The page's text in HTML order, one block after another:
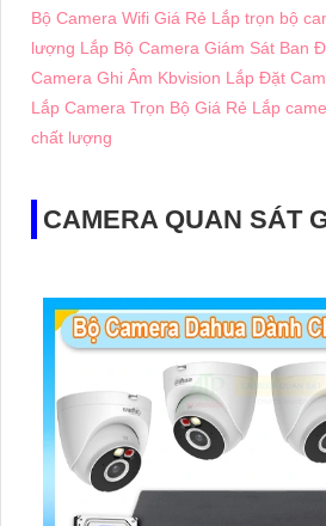
Bộ Camera Wifi Giá Rẻ Lắp trọn bộ
lượng Lắp Bộ Camera Giám Sát Ban
Camera Ghi Âm Kbvision Lắp Đặt
Lắp Camera Trọn Bộ Giá Rẻ Lắp
chất lượng
CAMERA QUAN SÁT